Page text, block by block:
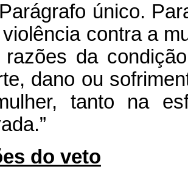
único.
contra a
razões da
dano ou
tanto na
do veto